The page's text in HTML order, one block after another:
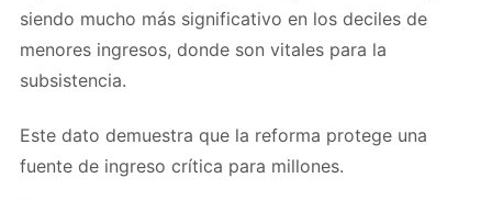
siendo mucho más significativo en los deciles de
menores ingresos, donde son vitales para la
subsistencia.
Este dato demuestra que la reforma protege una
fuente de ingreso crítica para millones.